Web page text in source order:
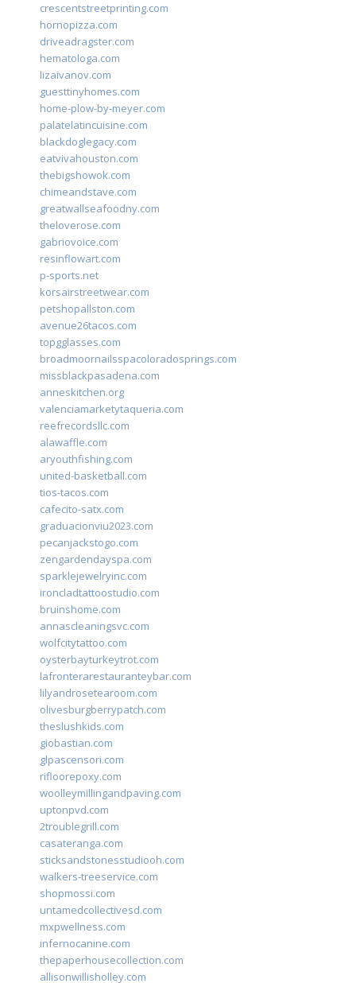
crescentstreetprinting.com
hornopizza.com
driveadragster.com
hematologa.com
lizaivanov.com
guesttinyhomes.com
home-plow-by-meyer.com
palatelatincuisine.com
blackdoglegacy.com
eatvivahouston.com
thebigshowok.com
chimeandstave.com
greatwallseafoodny.com
theloverose.com
gabriovoice.com
resinflowart.com
p-sports.net
korsairstreetwear.com
petshopallston.com
avenue26tacos.com
topgglasses.com
broadmoornailsspacoloradosprings.com
missblackpasadena.com
anneskitchen.org
valenciamarketytaqueria.com
reefrecordsllc.com
alawaffle.com
aryouthfishing.com
united-basketball.com
tios-tacos.com
cafecito-satx.com
graduacionviu2023.com
pecanjackstogo.com
zengardendayspa.com
sparklejewelryinc.com
ironcladtattoostudio.com
bruinshome.com
annascleaningsvc.com
wolfcitytattoo.com
oysterbayturkeytrot.com
lafronterarestauranteybar.com
lilyandrosetearoom.com
olivesburgberrypatch.com
theslushkids.com
giobastian.com
glpascensori.com
rifloorepoxy.com
woolleymillingandpaving.com
uptonpvd.com
2troublegrill.com
casateranga.com
sticksandstonesstudiooh.com
walkers-treeservice.com
shopmossi.com
untamedcollectivesd.com
mxpwellness.com
infernocanine.com
thepaperhousecollection.com
allisonwillisholley.com